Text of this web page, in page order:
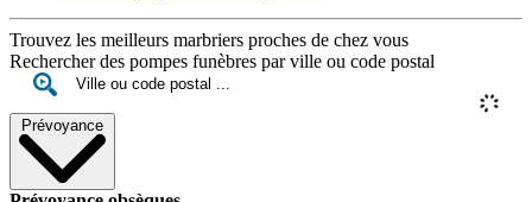
Trouvez les meilleurs marbriers proches de chez vous
Rechercher des pompes funèbres par ville ou code postal
Prévoyance